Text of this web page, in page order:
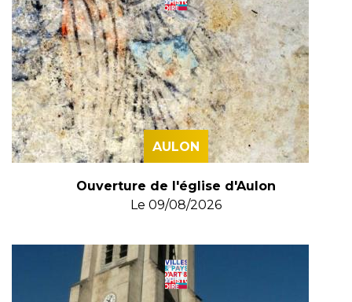
AULON
Ouverture de l'église d'Aulon
Le 09/08/2026